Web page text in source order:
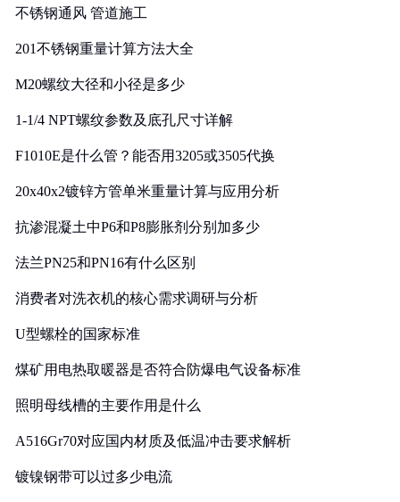
不锈钢通风 管道施工
201不锈钢重量计算方法大全
M20螺纹大径和小径是多少
1-1/4 NPT螺纹参数及底孔尺寸详解
F1010E是什么管？能否用3205或3505代换
20x40x2镀锌方管单米重量计算与应用分析
抗渗混凝土中P6和P8膨胀剂分别加多少
法兰PN25和PN16有什么区别
消费者对洗衣机的核心需求调研与分析
U型螺栓的国家标准
煤矿用电热取暖器是否符合防爆电气设备标准
照明母线槽的主要作用是什么
A516Gr70对应国内材质及低温冲击要求解析
镀镍钢带可以过多少电流